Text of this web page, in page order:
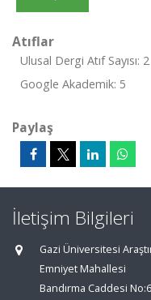
Atıflar
Ulusal Dergi Atıf Sayısı: 2
Google Akademik: 5
Paylaş
İletişim Bilgileri
Gazi Üniversitesi
Emniyet Mahallesi
Bandırma Caddesi